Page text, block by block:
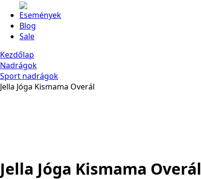
Események
Blog
Sale
Kezdőlap
Nadrágok
Sport nadrágok
Jella Jóga Kismama Overál
Jella Jóga Kismama Overál